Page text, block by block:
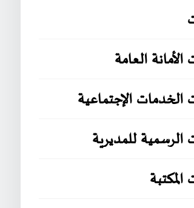
الأمانة العامة
الخدمات الإجتماعية
الرسمية للمديرية
المكتبة